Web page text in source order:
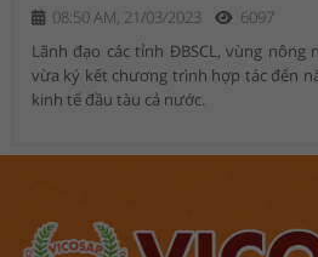
08:50 AM, 21/03/2023
6097
Lãnh đạo các tỉnh ĐBSCL, vùng
vừa ký kết chương trình hợp tác đến
kinh tế đầu tàu cả nước.